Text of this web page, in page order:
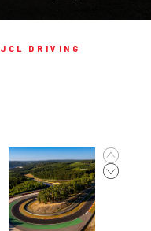
JCL DRIVING